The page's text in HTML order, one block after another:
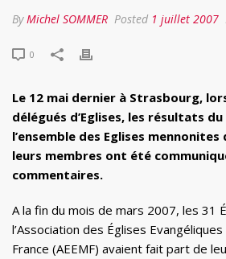
ByMichel SOMMER Posted 1 juillet 2007
0
Le 12 mai dernier à Strasbourg,
délégués d’Eglises, les résultats
l’ensemble des Eglises
leurs membres ont été
commentaires.
A la fin du mois de mars 2007, les 31
l’Association des Églises
France (AEEMF) avaient fait part de